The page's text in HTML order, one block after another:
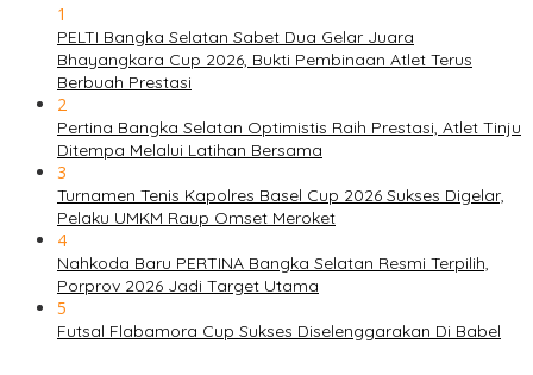
1
PELTI Bangka Selatan Sabet Dua Gelar Juara
Bhayangkara Cup 2026, Bukti Pembinaan Atlet Terus
Berbuah Prestasi
2
Pertina Bangka Selatan Optimistis Raih Prestasi, Atlet Tinju
Ditempa Melalui Latihan Bersama
3
Turnamen Tenis Kapolres Basel Cup 2026 Sukses Digelar,
Pelaku UMKM Raup Omset Meroket
4
Nahkoda Baru PERTINA Bangka Selatan Resmi Terpilih,
Porprov 2026 Jadi Target Utama
5
Futsal Flabamora Cup Sukses Diselenggarakan Di Babel